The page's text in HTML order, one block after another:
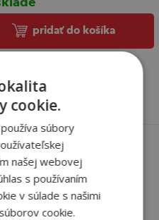
pridať do košíka
nula
cookie.
súbory
našej webovej
s používaním
v súlade s našimi
cookie.